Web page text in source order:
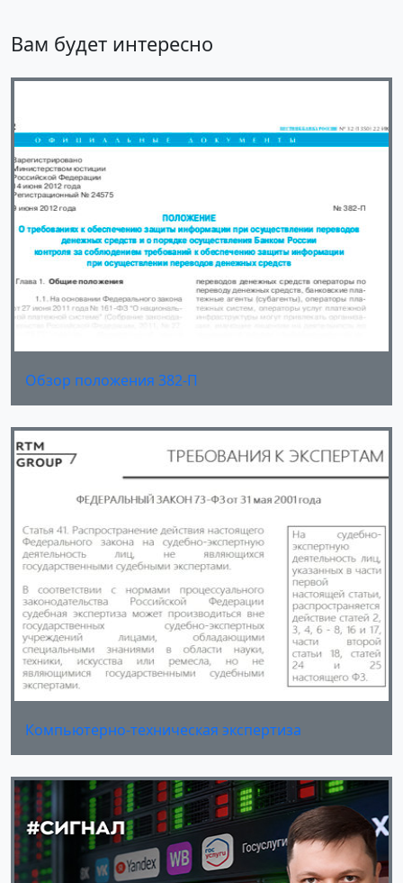
Вам будет интересно
Обзор положения 382-П
Компьютерно-техническая экспертиза